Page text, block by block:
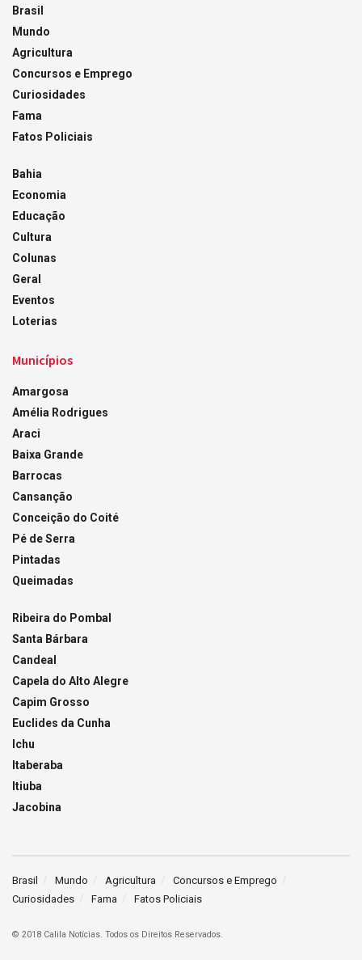
Brasil
Mundo
Agricultura
Concursos e Emprego
Curiosidades
Fama
Fatos Policiais
Bahia
Economia
Educação
Cultura
Colunas
Geral
Eventos
Loterias
Municípios
Amargosa
Amélia Rodrigues
Araci
Baixa Grande
Barrocas
Cansanção
Conceição do Coité
Pé de Serra
Pintadas
Queimadas
Ribeira do Pombal
Santa Bárbara
Candeal
Capela do Alto Alegre
Capim Grosso
Euclides da Cunha
Ichu
Itaberaba
Itiuba
Jacobina
Brasil Mundo Agricultura
Concursos e Emprego
Curiosidades
Fama Fatos Policiais
© 2018 Calila Notícias. Todos os Direitos Reservados.